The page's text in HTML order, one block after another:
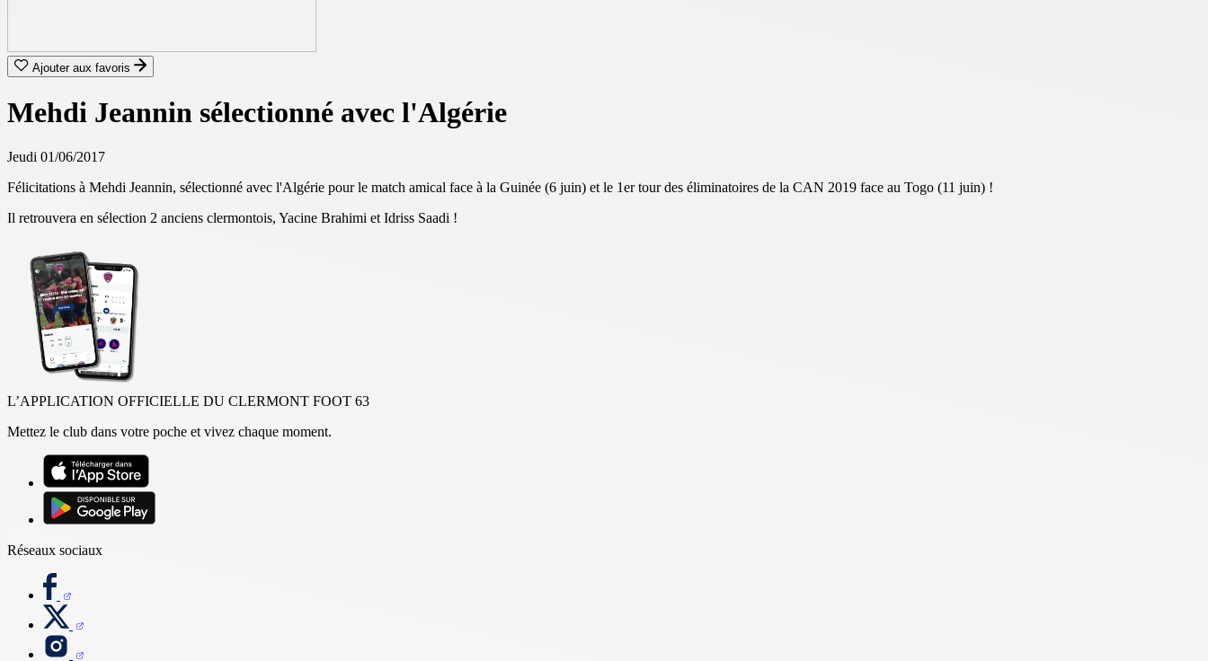
Ajouter aux favoris
Mehdi Jeannin sélectionné avec l'Algérie
Jeudi 01/06/2017
Félicitations à Mehdi Jeannin, sélectionné avec l'Algérie pour le match amical face à la Guinée (6 juin) et le 1er tour des éliminatoires de la CAN 2019 face au Togo (11 juin) !
Il retrouvera en sélection 2 anciens clermontois, Yacine Brahimi et Idriss Saadi !
L’APPLICATION OFFICIELLE DU CLERMONT FOOT 63
Mettez le club dans votre poche et vivez chaque moment.
Réseaux sociaux